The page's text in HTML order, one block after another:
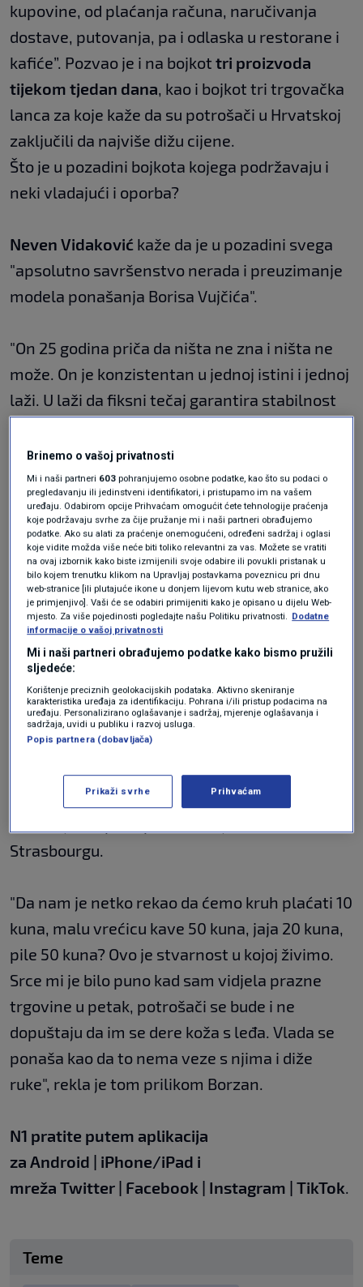
kupovine, od plaćanja računa, naručivanja
dostave, putovanja, pa i odlaska u restorane i
kafiće”. Pozvao je i na bojkot tri proizvoda
tijekom tjedan dana, kao i bojkot tri trgovačka
lanca za koje kaže da su potrošači u Hrvatskoj
zaključili da najviše dižu cijene.
Što je u pozadini bojkota kojega podržavaju i
neki vladajući i oporba?
Neven Vidaković kaže da je u pozadini svega
"apsolutno savršenstvo nerada i preuzimanje
modela ponašanja Borisa Vujčića".
"On 25 godina priča da ništa ne zna i ništa ne
može. On je konzistentan u jednoj istini i jednoj
laži. U laži da fiksni tečaj garantira stabilnost
što radi. I sad imate te političare. Podsjetio bih
Biljanu Borzan koja je već 5 godina na
godišnjem odmoru u Bruxellesu da glavni
ekonomist SDP-a, kad sam ja rekao da je
inflacija problem, rekao da ja pričam
besmislice", rekao je.
Borzan najavila da će se o
divljanju cijena raspravljati i
u Strasbourgu
Europarlamentarka Borzan jučer je u Zagrebu
održala konferenciju za medije na kojoj je
obećala uvrstiti raspravu o divljanju cijena u
Strasbourgu.
"Da nam je netko rekao da ćemo kruh plaćati 10
kuna, malu vrećicu kave 50 kuna, jaja 20 kuna,
pile 50 kuna? Ovo je stvarnost u kojoj živimo.
Srce mi je bilo puno kad sam vidjela prazne
trgovine u petak, potrošači se bude i ne
dopuštaju da im se dere koža s leđa. Vlada se
ponaša kao da to nema veze s njima i diže
ruke", rekla je tom prilikom Borzan.
N1 pratite putem aplikacija
za Android | iPhone/iPad i
mreža Twitter | Facebook | Instagram | TikTok.
Teme
Brinemo o vašoj privatnosti
Mi i naši partneri 603 pohranjujemo osobne podatke, kao što su podaci o
pregledavanju ili jedinstveni identifikatori, i pristupamo im na vašem
uređaju. Odabirom opcije Prihvaćam omogućit ćete tehnologije praćenja
koje podržavaju svrhe za čije pružanje mi i naši partneri obrađujemo
podatke. Ako su alati za praćenje onemogućeni, određeni sadržaj i oglasi
koje vidite možda više neće biti toliko relevantni za vas. Možete se vratiti
na ovaj izbornik kako biste izmijenili svoje odabire ili povukli pristanak u
bilo kojem trenutku klikom na Upravljaj postavkama poveznicu pri dnu
web-stranice [ili plutajuće ikone u donjem lijevom kutu web stranice, ako
je primjenjivo]. Vaši će se odabiri primijeniti kako je opisano u dijelu Web-
mjesto. Za više pojedinosti pogledajte našu Politiku privatnosti. Dodatne
informacije o vašoj privatnosti
Mi i naši partneri obrađujemo podatke kako bismo pružili
sljedeće:
Korištenje preciznih geolokacijskih podataka. Aktivno skeniranje
karakteristika uređaja za identifikaciju. Pohrana i/ili pristup podacima na
uređaju. Personalizirano oglašavanje i sadržaj, mjerenje oglašavanja i
sadržaja, uvidi u publiku i razvoj usluga.
Popis partnera (dobavljača)
Prikaži svrhe Prihvaćam